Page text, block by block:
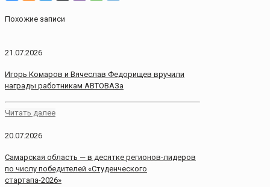
Похожие записи
21.07.2026
Игорь Комаров и Вячеслав Федорищев вручили
награды работникам АВТОВАЗа
Читать далее
20.07.2026
Самарская область — в десятке регионов-лидеров
по числу победителей «Студенческого
стартапа-2026»